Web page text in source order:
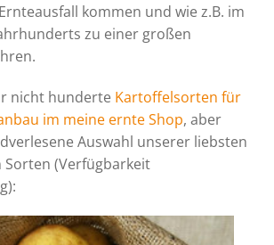
kommen und wie z.B. im
zu einer großen
nicht hunderte Kartoffelsorten für
im meine ernte Shop, aber
Auswahl unserer liebsten
Sorten (Verfügbarkeit